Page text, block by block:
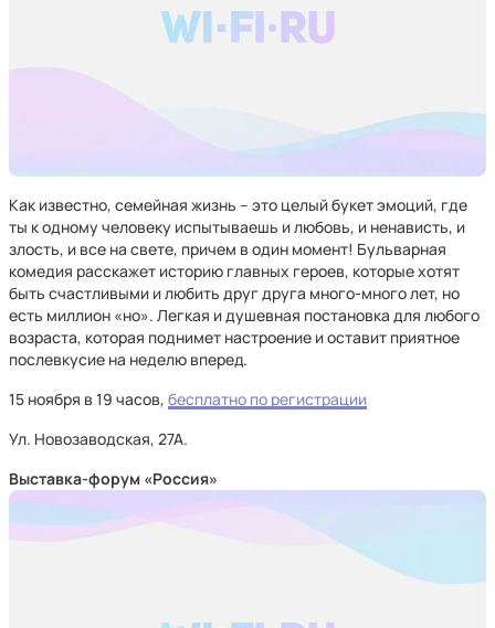
Как известно, семейная жизнь – это целый букет эмоций, где
ты к одному человеку испытываешь и любовь, и ненависть, и
злость, и все на свете, причем в один момент! Бульварная
комедия расскажет историю главных героев, которые хотят
быть счастливыми и любить друг друга много-много лет, но
есть миллион «но». Легкая и душевная постановка для любого
возраста, которая поднимет настроение и оставит приятное
послевкусие на неделю вперед.
15 ноября в 19 часов, бесплатно по регистрации
Ул. Новозаводская, 27А.
Выставка-форум «Россия»